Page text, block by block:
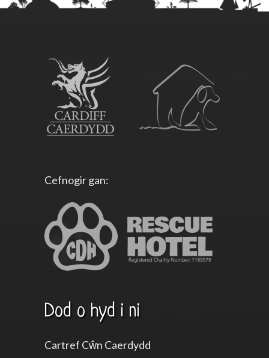
Cefnogir gan:
Dod o hyd i ni
Cartref Cŵn Caerdydd